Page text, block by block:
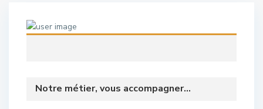
Notre métier, vous accompagner...